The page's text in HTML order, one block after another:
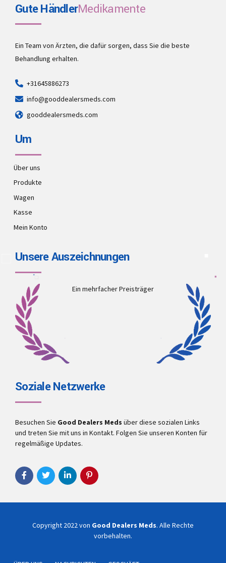
Gute HändlerMedikamente
Ein Team von Ärzten, die dafür sorgen, dass Sie die beste
Behandlung erhalten.
+31645886273
info@gooddealersmeds.com
gooddealersmeds.com
Um
Über uns
Produkte
Wagen
Kasse
Mein Konto
Unsere Auszeichnungen
Ein mehrfacher Preisträger
Soziale Netzwerke
Besuchen Sie Good Dealers Meds über diese sozialen Links
und treten Sie mit uns in Kontakt. Folgen Sie unseren Konten für
regelmäßige Updates.
Copyright 2022 von Good Dealers Meds. Alle Rechte
vorbehalten.